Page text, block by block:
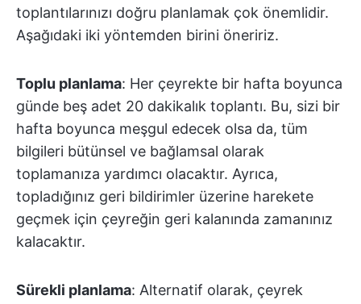
toplantılarınızı doğru planlamak çok önemlidir.
Aşağıdaki iki yöntemden birini öneririz.
Toplu planlama: Her çeyrekte bir hafta boyunca
günde beş adet 20 dakikalık toplantı. Bu, sizi bir
hafta boyunca meşgul edecek olsa da, tüm
bilgileri bütünsel ve bağlamsal olarak
toplamanıza yardımcı olacaktır. Ayrıca,
topladığınız geri bildirimler üzerine harekete
geçmek için çeyreğin geri kalanında zamanınız
kalacaktır.
Sürekli planlama: Alternatif olarak, çeyrek